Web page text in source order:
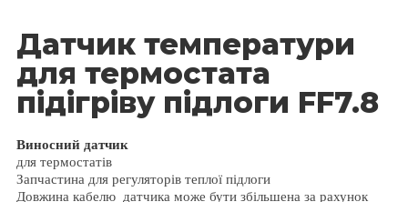
Датчик температури
для термостата
підігріву підлоги FF7.8
Виносний датчик
для термостатів
Запчастина для регуляторів теплої підлоги
Довжина кабелю датчика може бути збільшена за рахунок